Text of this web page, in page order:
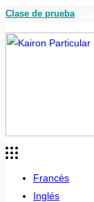
Clase de prueba
Francés
Inglés